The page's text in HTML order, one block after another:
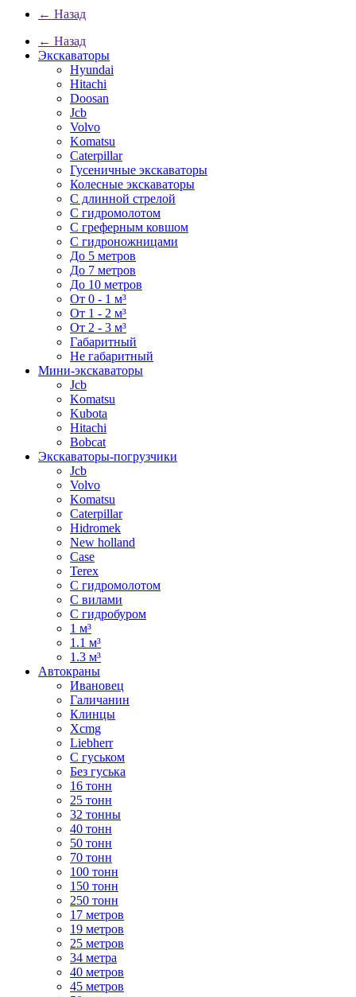
← Назад
← Назад
Экскаваторы
Hyundai
Hitachi
Doosan
Jcb
Volvo
Komatsu
Caterpillar
Гусеничные экскаваторы
Колесные экскаваторы
С длинной стрелой
С гидромолотом
С греферным ковшом
С гидроножницами
До 5 метров
До 7 метров
До 10 метров
От 0 - 1 м³
От 1 - 2 м³
От 2 - 3 м³
Габаритный
Не габаритный
Мини-экскаваторы
Jcb
Komatsu
Kubota
Hitachi
Bobcat
Экскаваторы-погрузчики
Jcb
Volvo
Komatsu
Caterpillar
Hidromek
New holland
Case
Terex
С гидромолотом
С вилами
С гидробуром
1 м³
1.1 м³
1.3 м³
Автокраны
Ивановец
Галичанин
Клинцы
Xcmg
Liebherr
С гуськом
Без гуська
16 тонн
25 тонн
32 тонны
40 тонн
50 тонн
70 тонн
100 тонн
150 тонн
250 тонн
17 метров
19 метров
25 метров
34 метра
40 метров
45 метров